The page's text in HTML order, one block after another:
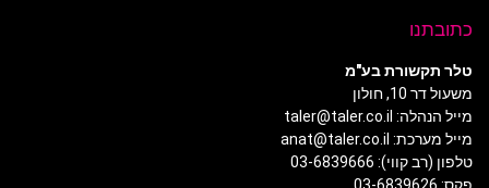
כתובתנו
טלר תקשורת בע"מ
משעול דר 10, חולון
מייל הנהלה: taler@taler.co.il
מייל מערכת: anat@taler.co.il
טלפון (רב קווי): 03-6839666
פקס: 03-6839626